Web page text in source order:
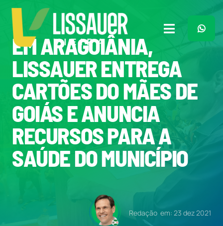
para
conteúdo
Toggle
Navigation
Home
Plano de Governo
Meu Trabalho
O Que Penso
Imprensa
EM ARAGOIÂNIA,
LISSAUER ENTREGA
CARTÕES DO MÃES DE
GOIÁS E ANUNCIA
RECURSOS PARA A
SAÚDE DO MUNICÍPIO
Redação em: 23 dez 2021